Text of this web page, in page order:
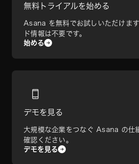
無料トライアルを始める
Asana を無料でお試しいただけま
ド情報は不要です。
始める
デモを見る
大規模な企業をつなぐ Asana の仕
確認ください。
デモを見る